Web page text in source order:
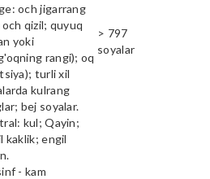
och jigarrang
qizil; quyuq
yoki
rangi); oq
turli xil
kulrang
bej soyalar.
kul; Qayin;
kaklik; engil
> 797
soyalar
- kam